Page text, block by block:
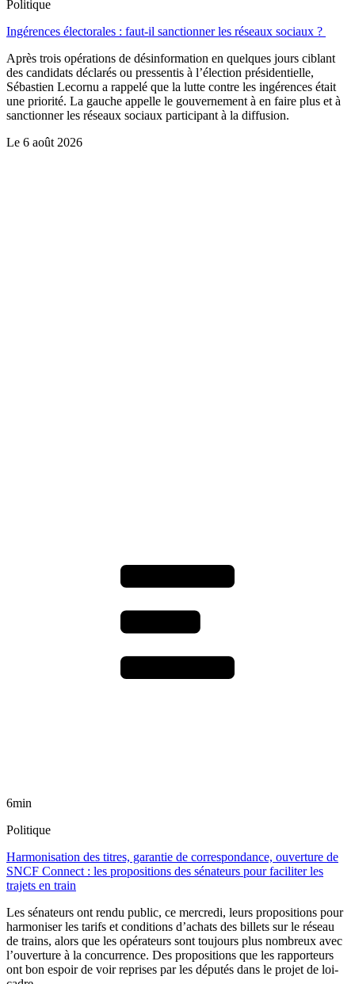
Politique
Ingérences électorales : faut-il sanctionner les réseaux sociaux ?
Après trois opérations de désinformation en quelques jours ciblant
des candidats déclarés ou pressentis à l’élection présidentielle,
Sébastien Lecornu a rappelé que la lutte contre les ingérences était
une priorité. La gauche appelle le gouvernement à en faire plus et à
sanctionner les réseaux sociaux participant à la diffusion.
Le 6 août 2026
6min
Politique
Harmonisation des titres, garantie de correspondance, ouverture de
SNCF Connect : les propositions des sénateurs pour faciliter les
trajets en train
Les sénateurs ont rendu public, ce mercredi, leurs propositions pour
harmoniser les tarifs et conditions d’achats des billets sur le réseau
de trains, alors que les opérateurs sont toujours plus nombreux avec
l’ouverture à la concurrence. Des propositions que les rapporteurs
ont bon espoir de voir reprises par les députés dans le projet de loi-